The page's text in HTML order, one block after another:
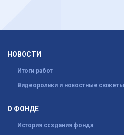
НОВОСТИ
Итоги работ
Видеоролики и новостные сюжеты
О ФОНДЕ
История создания фонда